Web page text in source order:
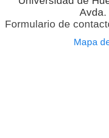
Formulario de
Mapa